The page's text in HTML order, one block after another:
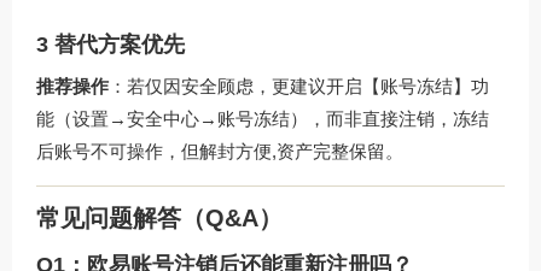
3 替代方案优先
推荐操作 ：若仅因安全顾虑，更建议开启【账号冻结】功
能（设置→安全中心→账号冻结），而非直接注销，冻结
后账号不可操作，但解封方便,资产完整保留。
常见问题解答（Q&A）
Q1：欧易账号注销后还能重新注册吗？